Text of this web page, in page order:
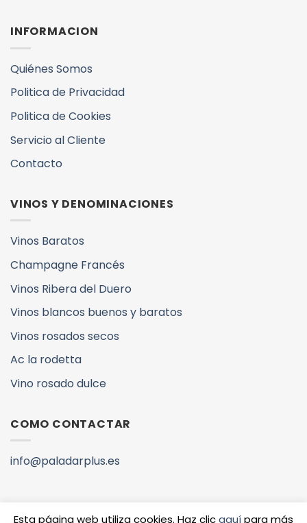
INFORMACION
Quiénes Somos
Politica de Privacidad
Politica de Cookies
Servicio al Cliente
Contacto
VINOS Y DENOMINACIONES
Vinos Baratos
Champagne Francés
Vinos Ribera del Duero
Vinos blancos buenos y baratos
Vinos rosados secos
Ac la rodetta
Vino rosado dulce
COMO CONTACTAR
info@paladarplus.es
Esta página web utiliza cookies. Haz clicaquípara más